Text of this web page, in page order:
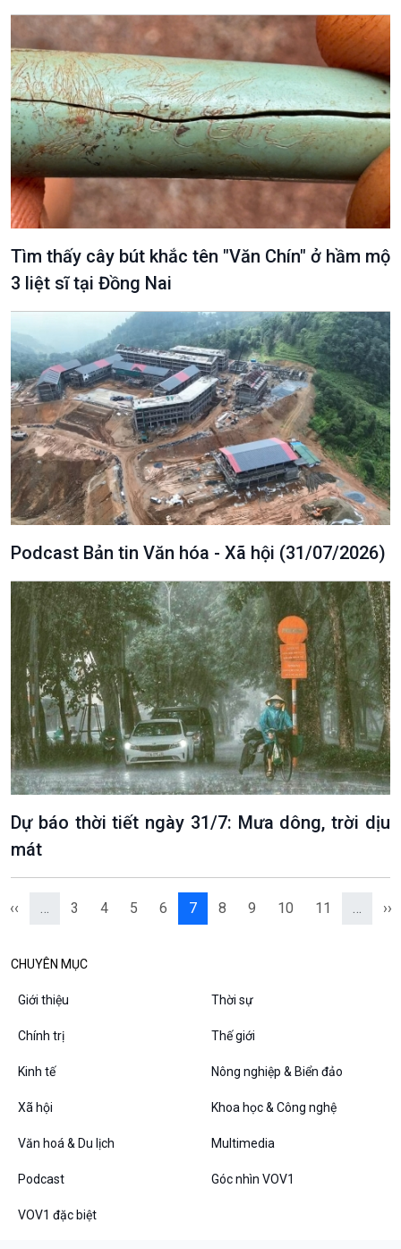
VOV1 đặc biệt
Thanh âm ký sự
Chân dung cuộc sống
Các chương trình đặc biệt
Tìm thấy cây bút khắc tên "Văn Chín" ở hầm mộ
3 liệt sĩ tại Đồng Nai
Podcast Bản tin Văn hóa - Xã hội (31/07/2026)
Dự báo thời tiết ngày 31/7: Mưa dông, trời dịu
mát
‹‹ … 3 4 5 6 7 8 9 10 11 … ››
CHUYÊN MỤC
Giới thiệu Thời sự
Chính trị Thế giới
Kinh tế Nông nghiệp & Biển đảo
Xã hội Khoa học & Công nghệ
Văn hoá & Du lịch Multimedia
Podcast Góc nhìn VOV1
VOV1 đặc biệt